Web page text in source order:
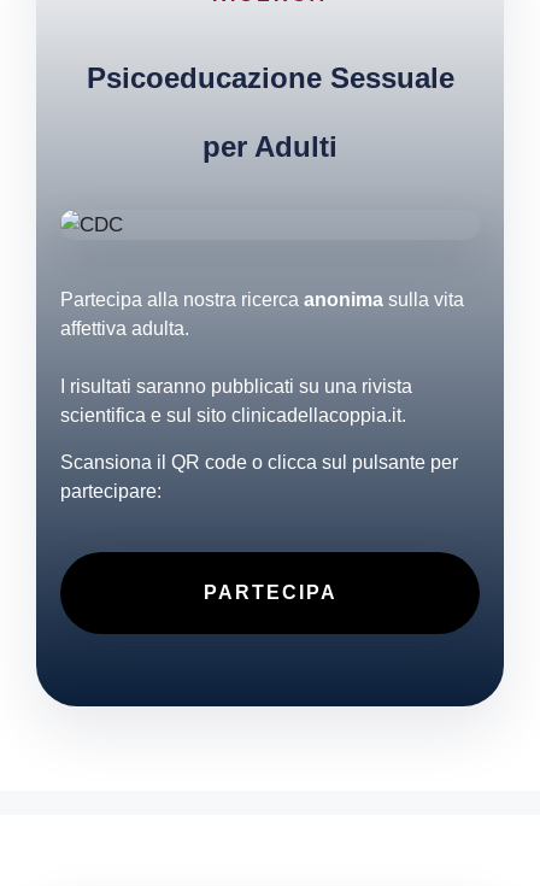
Psicoeducazione Sessuale
per Adulti
Partecipa alla nostra ricerca anonima sulla vita
affettiva adulta.
I risultati saranno pubblicati su una rivista
scientifica e sul sito clinicadellacoppia.it.
Scansiona il QR code o clicca sul pulsante per
partecipare:
PARTECIPA